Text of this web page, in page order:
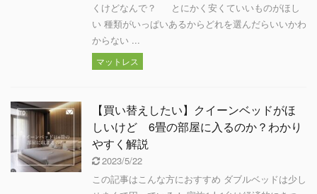
くけどなんで？ とにかく安くていいものがほし
い 種類がいっぱいあるからどれを選んだらいいかわ
からない ...
マットレス
【買い替えしたい】クイーンベッドがほ
しいけど 6畳の部屋に入るのか？わかり
やすく解説
2023/5/22
この記事はこんな方におすすめ ダブルベッドは少し